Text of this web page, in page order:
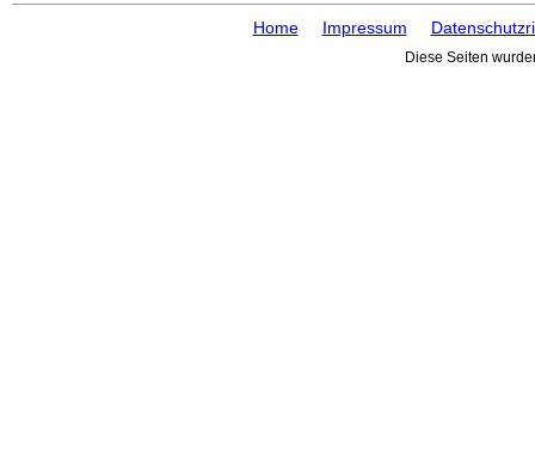
Home Impressum